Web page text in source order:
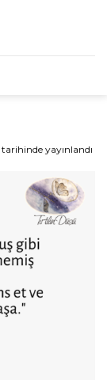
tarihinde yayınlandı